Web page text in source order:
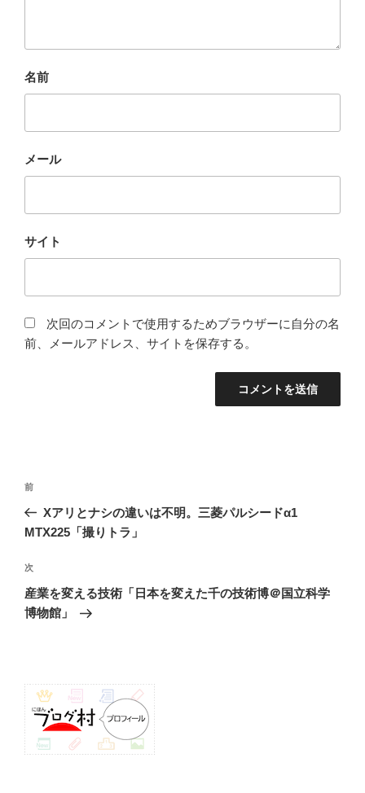
名前
メール
サイト
次回のコメントで使用するためブラウザーに自分の名
前、メールアドレス、サイトを保存する。
投
ナ
ゲ
ー
シ
前
の
投
前
Xアリとナシの違いは不明。三菱パルシードα1
MTX225「撮りトラ」
次
の
投
次
産業を変える技術「日本を変えた千の技術博＠国立科学
博物館」